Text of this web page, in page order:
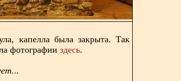
капелла была закрыта. Так
фотографии здесь.